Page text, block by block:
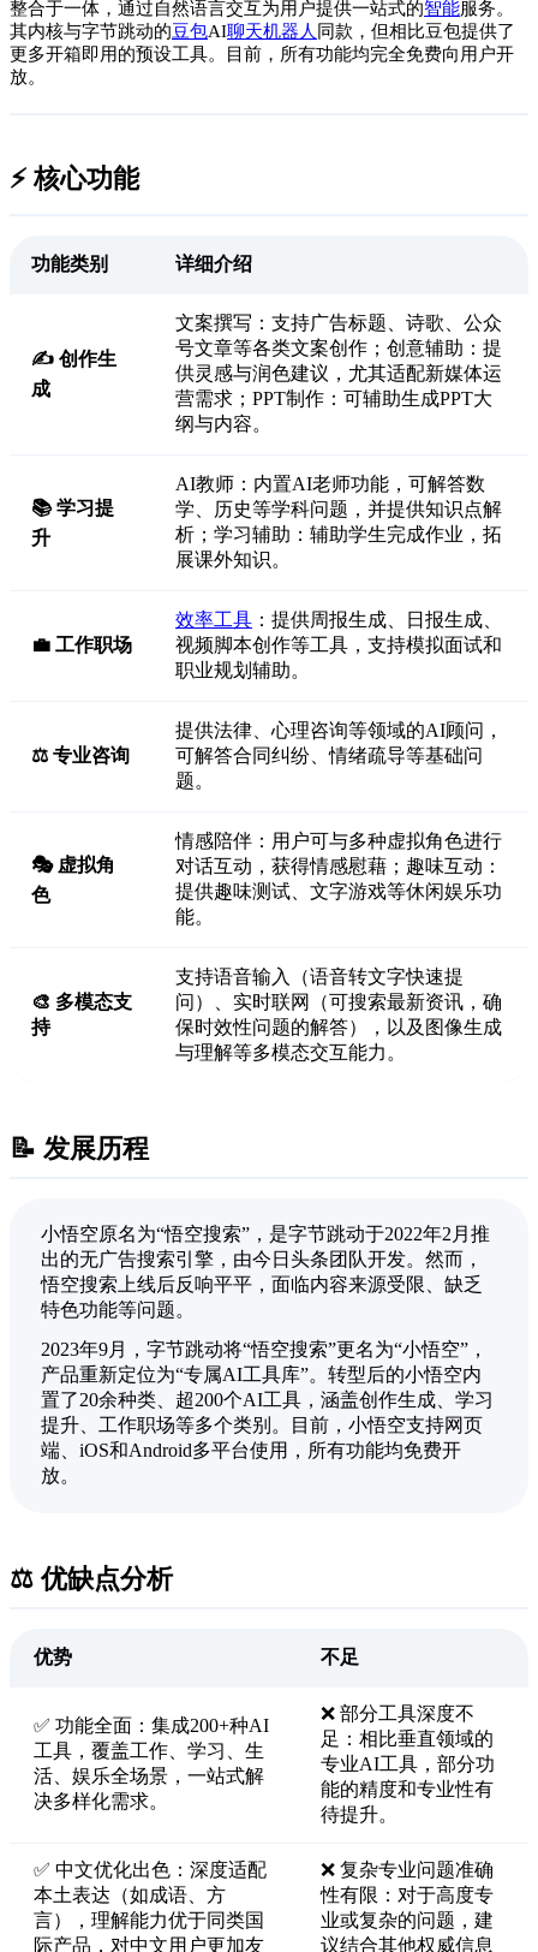
整合于一体，通过自然语言交互为用户提供一站式的智能服务。
其内核与字节跳动的豆包AI聊天机器人 同款，但相比豆包提供了
更多开箱即用的预设工具。目前，所有功能均完全免费向用户开
放。
⚡️ 核心功能
功能类别 详细介绍
✍️ 创作生
成
文案撰写：支持广告标题、诗歌、公众
号文章等各类文案创作；创意辅助：提
供灵感与润色建议，尤其适配新媒体运
营需求；PPT制作：可辅助生成PPT大
纲与内容。
📚 学习提
升
AI教师：内置AI老师功能，可解答数
学、历史等学科问题，并提供知识点解
析；学习辅助：辅助学生完成作业，拓
展课外知识。
💼 工作职场
效率工具 ：提供周报生成、日报生成、
视频脚本创作等工具，支持模拟面试和
职业规划辅助。
⚖️ 专业咨询
提供法律、心理咨询等领域的AI顾问，
可解答合同纠纷、情绪疏导等基础问
题。
🎭 虚拟角
色
情感陪伴：用户可与多种虚拟角色进行
对话互动，获得情感慰藉；趣味互动：
提供趣味测试、文字游戏等休闲娱乐功
能。
🎨 多模态支
持
支持语音输入（语音转文字快速提
问）、实时联网（可搜索最新资讯，确
保时效性问题的解答），以及图像生成
与理解等多模态交互能力。
📝 发展历程
小悟空原名为“悟空搜索”，是字节跳动于2022年2月推
出的无广告搜索引擎，由今日头条团队开发。然而，
悟空搜索上线后反响平平，面临内容来源受限、缺乏
特色功能等问题。
2023年9月，字节跳动将“悟空搜索”更名为“小悟空”，
产品重新定位为“专属AI工具库”。转型后的小悟空内
置了20余种类、超200个AI工具，涵盖创作生成、学习
提升、工作职场等多个类别。目前，小悟空支持网页
端、iOS和Android多平台使用，所有功能均免费开
放。
⚖️ 优缺点分析
优势 不足
✅ 功能全面：集成200+种AI
工具，覆盖工作、学习、生
活、娱乐全场景，一站式解
决多样化需求。
❌ 部分工具深度不
足：相比垂直领域的
专业AI工具，部分功
能的精度和专业性有
待提升。
✅ 中文优化出色：深度适配
本土表达（如成语、方
言），理解能力优于同类国
际产品，对中文用户更加友
❌ 复杂专业问题准确
性有限：对于高度专
业或复杂的问题，建
议结合其他权威信息